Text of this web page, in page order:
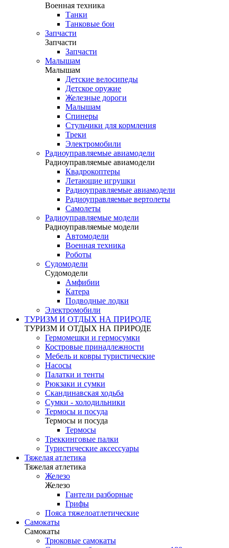
Военная техника
Танки
Танковые бои
Запчасти
Запчасти
Запчасти
Малышам
Малышам
Детские велосипеды
Детское оружие
Железные дороги
Малышам
Спинеры
Стульчики для кормления
Треки
Электромобили
Радиоуправляемые авиамодели
Радиоуправляемые авиамодели
Квадрокоптеры
Летающие игрушки
Радиоуправляемые авиамодели
Радиоуправляемые вертолеты
Самолеты
Радиоуправляемые модели
Радиоуправляемые модели
Автомодели
Военная техника
Роботы
Судомодели
Судомодели
Амфибии
Катера
Подводные лодки
Электромобили
ТУРИЗМ И ОТДЫХ НА ПРИРОДЕ
ТУРИЗМ И ОТДЫХ НА ПРИРОДЕ
Гермомешки и гермосумки
Костровые принадлежности
Мебель и ковры туристические
Насосы
Палатки и тенты
Рюкзаки и сумки
Скандинавская ходьба
Сумки - холодильники
Термосы и посуда
Термосы и посуда
Термосы
Треккинговые палки
Туристические аксессуары
Тяжелая атлетика
Тяжелая атлетика
Железо
Железо
Гантели разборные
Грифы
Пояса тяжелоатлетические
Самокаты
Самокаты
Трюковые самокаты